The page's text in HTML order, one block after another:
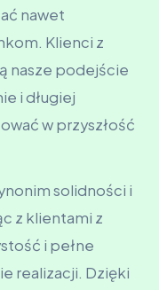
nawet
Klienci z
nasze podejście
i długiej
w przyszłość
solidności i
z klientami z
i pełne
realizacji. Dzięki